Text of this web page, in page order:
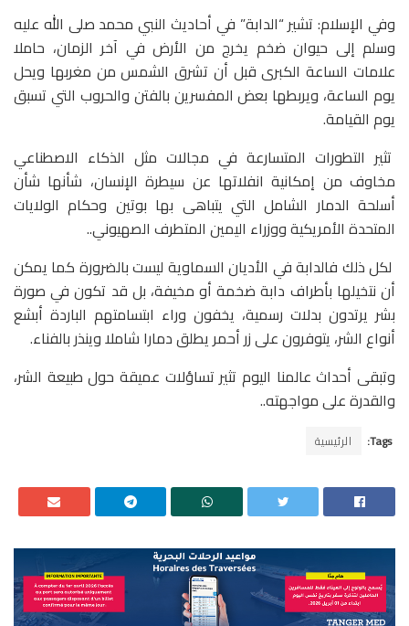
وفي الإسلام: تشير “الدابة” في أحاديث النبي محمد صلى الله عليه
وسلم إلى حيوان ضخم يخرج من الأرض في آخر الزمان، حاملا
علامات الساعة الكبرى قبل أن تشرق الشمس من مغربها ويحل
يوم الساعة، ويربطها بعض المفسرين بالفتن والحروب التي تسبق
يوم القيامة.
تثير التطورات المتسارعة في مجالات مثل الذكاء الاصطناعي
مخاوف من إمكانية انفلاتها عن سيطرة الإنسان، شأنها شأن
أسلحة الدمار الشامل التي يتباهى بها بوتين وحكام الولايات
المتحدة الأمريكية ووزراء اليمين المتطرف الصهيوني..
لكل ذلك فالدابة في الأديان السماوية ليست بالضرورة كما يمكن
أن نتخيلها بأطراف دابة ضخمة أو مخيفة، بل قد تكون في صورة
بشر يرتدون بدلات رسمية، يخفون وراء ابتسامتهم الباردة أبشع
أنواع الشر، يتوفرون على زر أحمر يطلق دمارا شاملا وينذر بالفناء.
وتبقى أحداث عالمنا اليوم تثير تساؤلات عميقة حول طبيعة الشر،
والقدرة على مواجهته..
Tags: الرئيسية